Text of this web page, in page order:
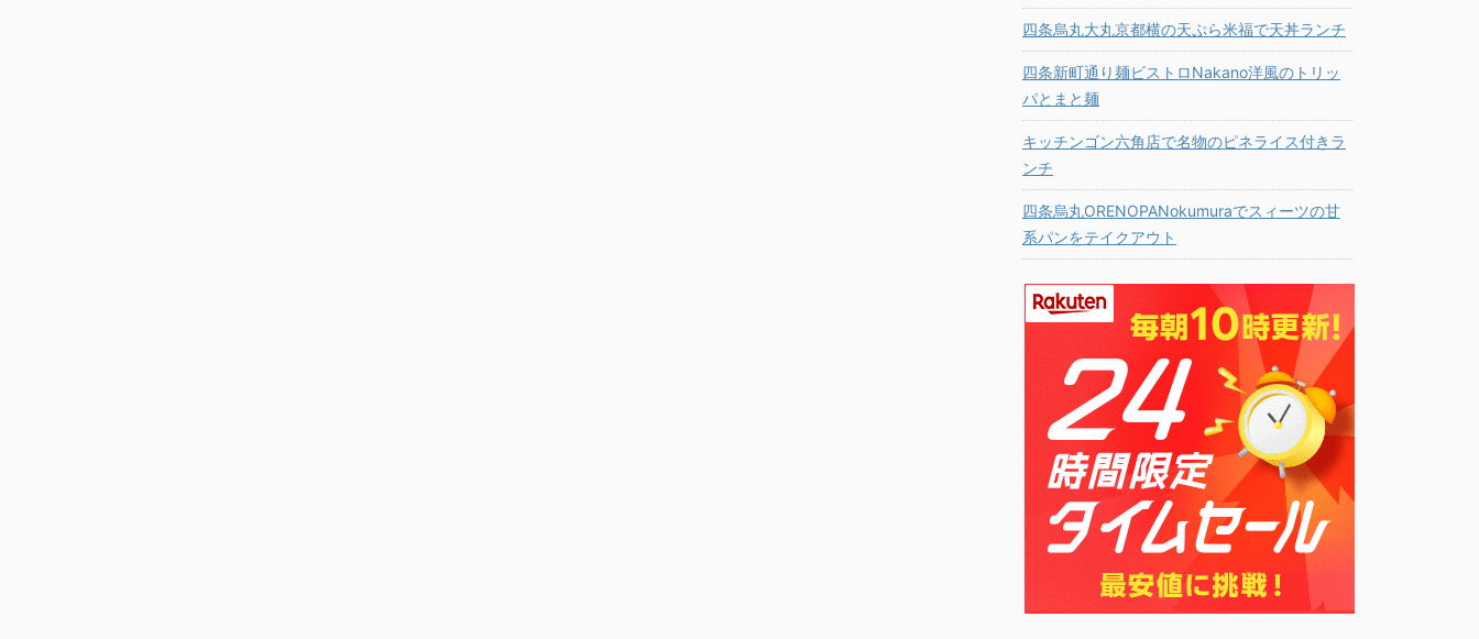
四条烏丸大丸京都横の天ぷら米福で天丼ランチ
四条新町通り麺ビストロNakano洋風のトリッ
パとまと麺
キッチンゴン六角店で名物のピネライス付きラ
ンチ
四条烏丸ORENOPANokumuraでスィーツの甘
系パンをテイクアウト